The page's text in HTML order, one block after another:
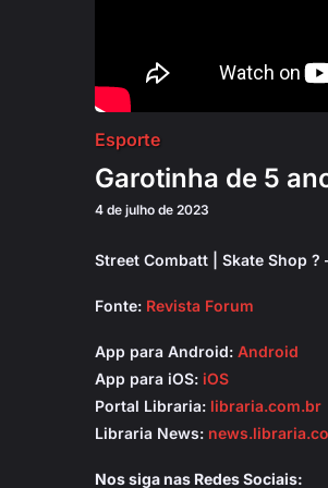
Esporte
Garotinha de 5
4 de julho de 2023
Street Combatt | Skate Shop ?
Fonte: Revista Forum
App para Android: Android
App para iOS: iOS
Portal Libraria: libraria.com.br
Libraria News:
Nos siga nas Redes Sociais: